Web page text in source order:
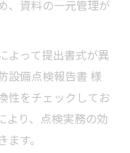
、資料の一元管理が
よって提出書式が異
設備点検報告書 様
性をチェックしてお
より、点検実務の効
す。